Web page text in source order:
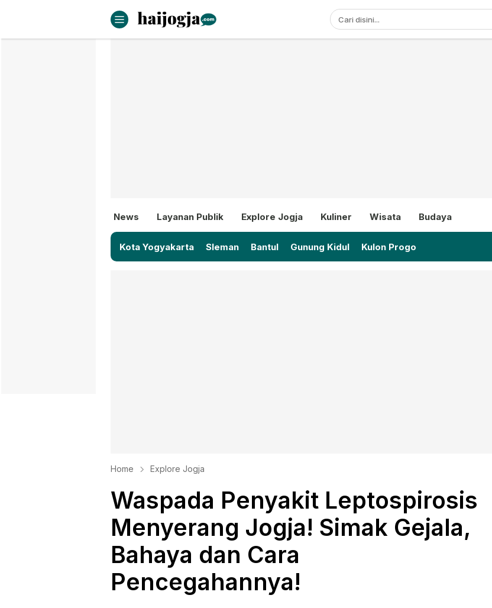
haijogja.com
Berita Jogja Terbaru dan Terkini
News Layanan Publik Explore Jogja Kuliner Wisata Budaya
Kota Yogyakarta Sleman Bantul Gunung Kidul Kulon Progo
Home Explore Jogja
Waspada Penyakit Leptospirosis
Menyerang Jogja! Simak Gejala,
Bahaya dan Cara
Pencegahannya!